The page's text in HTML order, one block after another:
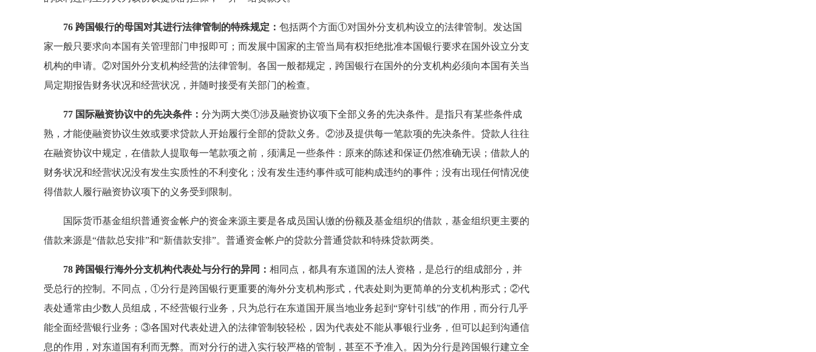
76 跨国银行的母国对其进行法律管制的特殊规定： 包括两个方面①对国外分支机构设立的法律管制。发达国
家一般只要求向本国有关管理部门申报即可；而发展中国家的主管当局有权拒绝批准本国银行要求在国外设立分支
机构的申请。②对国外分支机构经营的法律管制。各国一般都规定，跨国银行在国外的分支机构必须向本国有关当
局定期报告财务状况和经营状况，并随时接受有关部门的检查。
77 国际融资协议中的先决条件： 分为两大类①涉及融资协议项下全部义务的先决条件。是指只有某些条件成
熟，才能使融资协议生效或要求贷款人开始履行全部的贷款义务。②涉及提供每一笔款项的先决条件。贷款人往往
在融资协议中规定，在借款人提取每一笔款项之前，须满足一些条件：原来的陈述和保证仍然准确无误；借款人的
财务状况和经营状况没有发生实质性的不利变化；没有发生违约事件或可能构成违约的事件；没有出现任何情况使
得借款人履行融资协议项下的义务受到限制。
国际货币基金组织普通资金帐户的资金来源主要是各成员国认缴的份额及基金组织的借款，基金组织更主要的
借款来源是“借款总安排”和“新借款安排”。普通资金帐户的贷款分普通贷款和特殊贷款两类。
78 跨国银行海外分支机构代表处与分行的异同： 相同点，都具有东道国的法人资格，是总行的组成部分，并
受总行的控制。不同点，①分行是跨国银行更重要的海外分支机构形式，代表处则为更简单的分支机构形式；②代
表处通常由少数人员组成，不经营银行业务，只为总行在东道国开展当地业务起到“穿针引线”的作用，而分行几乎
能全面经营银行业务；③各国对代表处进入的法律管制较轻松，因为代表处不能从事银行业务，但可以起到沟通信
息的作用，对东道国有利而无弊。而对分行的进入实行较严格的管制，甚至不予准入。因为分行是跨国银行建立全